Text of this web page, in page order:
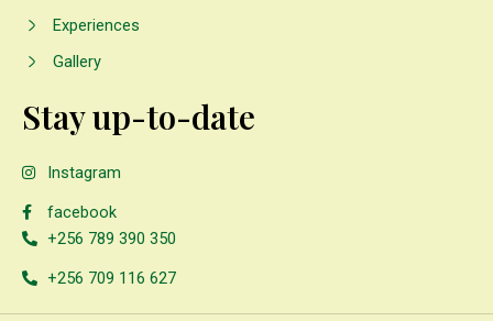
Experiences
Gallery
Stay up-to-date
Instagram
facebook
+256 789 390 350
+256 709 116 627